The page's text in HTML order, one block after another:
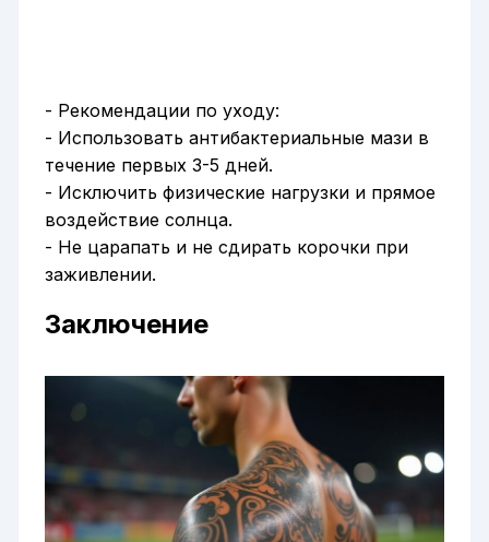
- Рекомендации по уходу:
- Использовать антибактериальные мази в
течение первых 3-5 дней.
- Исключить физические нагрузки и прямое
воздействие солнца.
- Не царапать и не сдирать корочки при
заживлении.
Заключение